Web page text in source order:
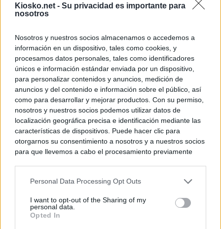
Kiosko.net - Su privacidad es importante para
nosotros
Nosotros y nuestros socios almacenamos o accedemos a
información en un dispositivo, tales como cookies, y
procesamos datos personales, tales como identificadores
únicos e información estándar enviada por un dispositivo,
para personalizar contenidos y anuncios, medición de
anuncios y del contenido e información sobre el público, así
como para desarrollar y mejorar productos. Con su permiso,
nosotros y nuestros socios podemos utilizar datos de
localización geográfica precisa e identificación mediante las
características de dispositivos. Puede hacer clic para
otorgarnos su consentimiento a nosotros y a nuestros socios
para que llevemos a cabo el procesamiento previamente
negar su consentimiento. Tenga en cuenta que algún
de su consentimiento, pero usted tiene el derecho de
rechazar tal procesamiento. Sus preferencias se aplicarán
Personal Data Processing Opt Outs
I want to opt-out of the Sharing of my
personal data.
Opted In